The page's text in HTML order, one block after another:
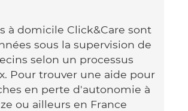
à domicile Click&Care sont
sous la supervision de
selon un processus
Pour trouver une aide pour
en perte d'autonomie à
ou ailleurs en France